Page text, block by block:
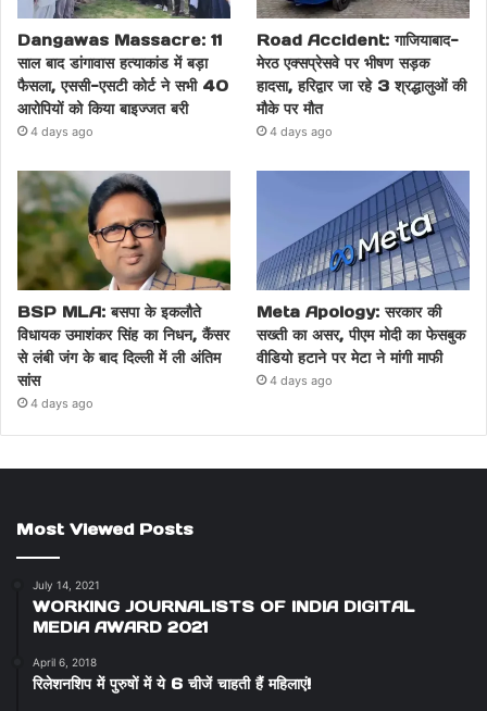
Dangawas Massacre: 11
साल बाद डांगावास हत्याकांड में बड़ा
फैसला, एससी-एसटी कोर्ट ने सभी 40
आरोपियों को किया बाइज्जत बरी
4 days ago
Road Accident: गाजियाबाद-
मेरठ एक्सप्रेसवे पर भीषण सड़क
हादसा, हरिद्वार जा रहे 3 श्रद्धालुओं की
मौके पर मौत
4 days ago
BSP MLA: बसपा के इकलौते
विधायक उमाशंकर सिंह का निधन, कैंसर
से लंबी जंग के बाद दिल्ली में ली अंतिम
सांस
4 days ago
Meta Apology: सरकार की
सख्ती का असर, पीएम मोदी का फेसबुक
वीडियो हटाने पर मेटा ने मांगी माफी
4 days ago
Most Viewed Posts
July 14, 2021
WORKING JOURNALISTS OF INDIA DIGITAL
MEDIA AWARD 2021
April 6, 2018
रिलेशनशिप में पुरुषों में ये 6 चीजें चाहती हैं महिलाएं!